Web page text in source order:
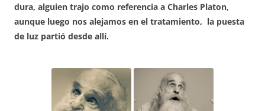
dura, alguien trajo como referencia a Charles Platon,
aunque luego nos alejamos en el tratamiento, la puesta
de luz partió desde allí.